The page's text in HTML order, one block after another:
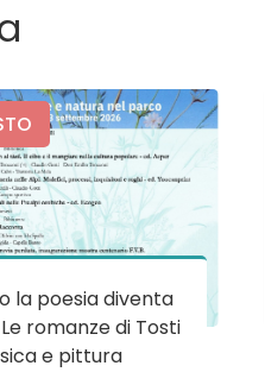
la poesia diventa
romanze di Tosti
e pittura